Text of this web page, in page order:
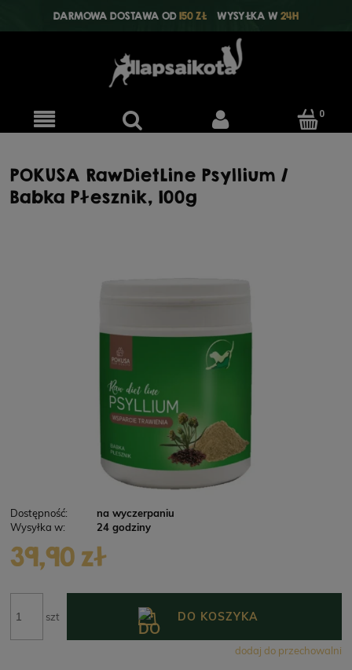
DARMOWA DOSTAWA OD150 ZŁ WYSYŁKA W24H
POKUSA RawDietLine Psyllium /
Babka Płesznik, 100g
Dostępność:
na wyczerpaniu
Wysyłka w:
24 godziny
39,90 zł
szt DO KOSZYKA
dodaj do przechowalni